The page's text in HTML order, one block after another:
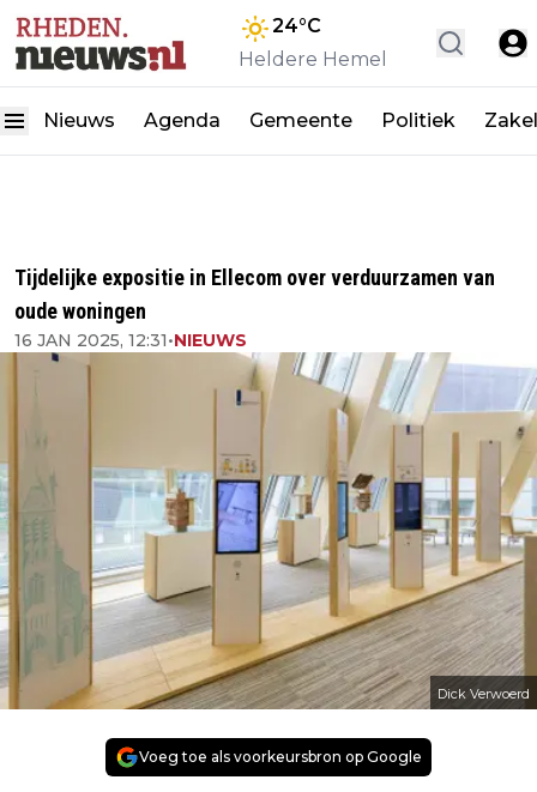
24°C
Heldere Hemel
Nieuws Agenda Gemeente Politiek
Tijdelijke expositie in Ellecom over verduurzamen van
oude woningen
16 JAN 2025, 12:31•NIEUWS
Dick Verwoerd
Voeg toe als voorkeursbron op Google